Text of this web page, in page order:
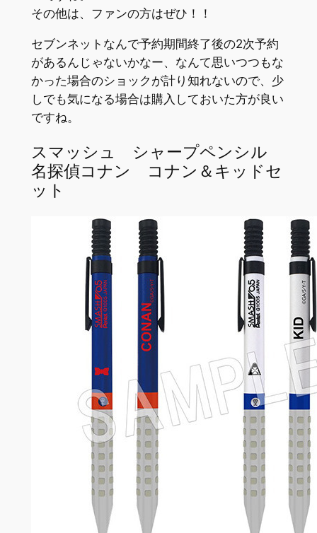
その他は、ファンの方はぜひ！！
セブンネットなんで予約期間終了後の2次予約
があるんじゃないかなー、なんて思いつつもな
かった場合のショックが計り知れないので、少
しでも気になる場合は購入しておいた方が良い
ですね。
スマッシュ シャープペンシル
名探偵コナン コナン＆キッドセ
ット